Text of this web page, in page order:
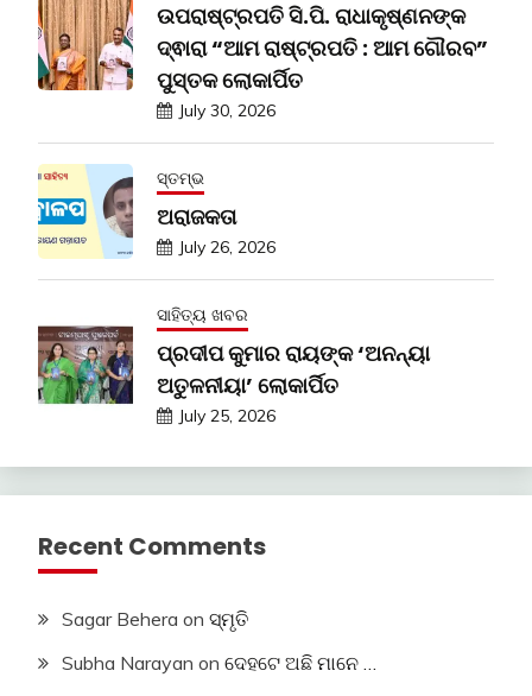
ଉପରାଷ୍ଟ୍ରପତି ସି.ପି. ରାଧାକୃଷ୍ଣନଙ୍କ
ଦ୍ଵାରା “ଆମ ରାଷ୍ଟ୍ରପତି : ଆମ ଗୌରବ”
ପୁସ୍ତକ ଲୋକାର୍ପିତ
July 30, 2026
ସ୍ତମ୍ଭ
ଅରାଜକତା
July 26, 2026
ସାହିତ୍ୟ ଖବର
ପ୍ରଦୀପ କୁମାର ରାୟଙ୍କ ‘ଅନନ୍ୟା
ଅତୁଳନୀୟା’ ଲୋକାର୍ପିତ
July 25, 2026
Recent Comments
Sagar Behera on ସ୍ମୃତି
Subha Narayan on ଦେହଟେ ଅଛି ମାନେ …